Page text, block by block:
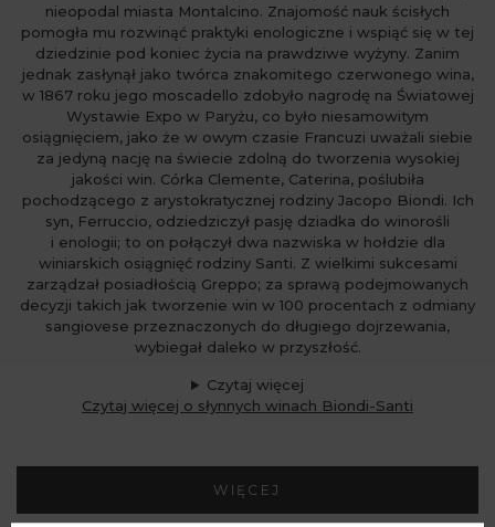
nieopodal miasta Montalcino. Znajomość nauk ścisłych
pomogła mu rozwinąć praktyki enologiczne i wspiąć się w tej
dziedzinie pod koniec życia na prawdziwe wyżyny. Zanim
jednak zasłynął jako twórca znakomitego czerwonego wina,
w 1867 roku jego moscadello zdobyło nagrodę na Światowej
Wystawie Expo w Paryżu, co było niesamowitym
osiągnięciem, jako że w owym czasie Francuzi uważali siebie
za jedyną nację na świecie zdolną do tworzenia wysokiej
jakości win. Córka Clemente, Caterina, poślubiła
pochodzącego z arystokratycznej rodziny Jacopo Biondi. Ich
syn, Ferruccio, odziedziczył pasję dziadka do winorośli
i enologii; to on połączył dwa nazwiska w hołdzie dla
winiarskich osiągnięć rodziny Santi. Z wielkimi sukcesami
zarządzał posiadłością Greppo; za sprawą podejmowanych
decyzji takich jak tworzenie win w 100 procentach z odmiany
sangiovese przeznaczonych do długiego dojrzewania,
wybiegał daleko w przyszłość.
Czytaj więcej
Czytaj więcej o słynnych winach Biondi-Santi
WIĘCEJ